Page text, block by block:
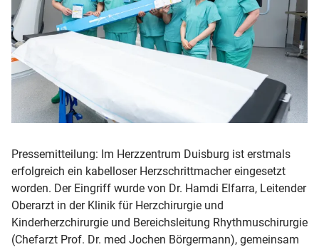
Pressemitteilung: Im Herzzentrum Duisburg ist erstmals
erfolgreich ein kabelloser Herzschrittmacher eingesetzt
worden. Der Eingriff wurde von Dr. Hamdi Elfarra, Leitender
Oberarzt in der Klinik für Herzchirurgie und
Kinderherzchirurgie und Bereichsleitung Rhythmuschirurgie
(Chefarzt Prof. Dr. med Jochen Börgermann), gemeinsam